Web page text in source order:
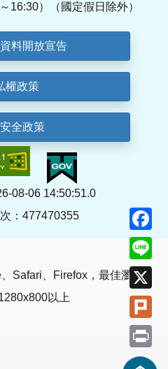
16:30）（國定假日除外）
料開放宣告
權政策
全政策
08-06 14:50:51.0
：477470355
Safari、Firefox，最佳瀏覽
以上